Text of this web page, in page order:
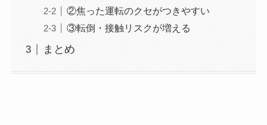
②焦った運転のクセがつきやすい
③転倒・接触リスクが増える
まとめ